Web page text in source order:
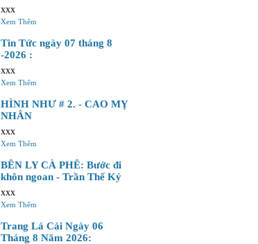
xxx
Xem Thêm
Tin Tức ngày 07 tháng 8
-2026 :
xxx
Xem Thêm
HÌNH NHƯ # 2. - CAO MỴ
NHÂN
xxx
Xem Thêm
BÊN LY CÀ PHÊ: Bước đi
khôn ngoan - Trần Thế Kỷ
xxx
Xem Thêm
Trang Lá Cải Ngày 06
Tháng 8 Năm 2026: